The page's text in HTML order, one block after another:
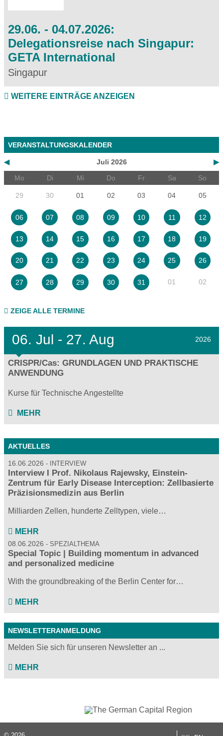
29.06. - 04.07.2026:
Delegationsreise nach Singapur:
GETA International
Singapur
WEITERE EINTRÄGE ANZEIGEN
VERANSTALTUNGSKALENDER
◀ ▶
Juli 2026
Mo
Di Mi Do Fr Sa So
29 30 01 02 03 04 05
06 07 08 09 10 11 12
13 14 15 16 17 18 19
20 21 22 23 24 25 26
27 28 29 30 31 01 02
ZEIGE ALLE TERMINE
06. Jul - 27. Aug 2026
CRISPR/Cas: GRUNDLAGEN UND PRAKTISCHE
ANWENDUNG
Kurse für Technische Angestellte
MEHR
AKTUELLES
16.06.2026 INTERVIEW
Interview I Prof. Nikolaus Rajewsky, Einstein-
Zentrum für Early Disease Interception: Zellbasierte
Präzisionsmedizin aus Berlin
Milliarden Zellen, hunderte Zelltypen, viele…
MEHR
08.06.2026 SPEZIALTHEMA
Special Topic | Building momentum in advanced
and personalized medicine
With the groundbreaking of the Berlin Center for…
MEHR
NEWSLETTERANMELDUNG
Melden Sie sich für unseren Newsletter an ...
MEHR